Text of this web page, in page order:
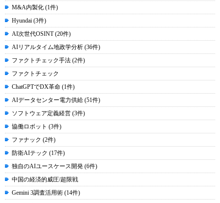
M&A内製化 (1件)
Hyundai (3件)
AI次世代OSINT (20件)
AIリアルタイム地政学分析 (36件)
ファクトチェック手法 (2件)
ファクトチェック
ChatGPTでDX革命 (1件)
AIデータセンター電力供給 (51件)
ソフトウェア定義経営 (3件)
協働ロボット (3件)
ファナック (2件)
防衛AIテック (17件)
独自のAIユースケース開発 (6件)
中国の経済的威圧/超限戦
Gemini 3調査活用術 (14件)